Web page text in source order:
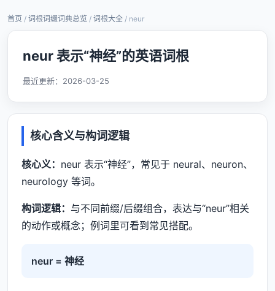
首页 / 词根词缀词典总览 / 词根大全 / neur
neur 表示“神经”的英语词根
最近更新： 2026-03-25
核心含义与构词逻辑
核心义： neur 表示“神经”，常见于 neural、neuron、
neurology 等词。
构词逻辑： 与不同前缀/后缀组合，表达与“neur”相关
的动作或概念；例词里可看到常见搭配。
neur = 神经